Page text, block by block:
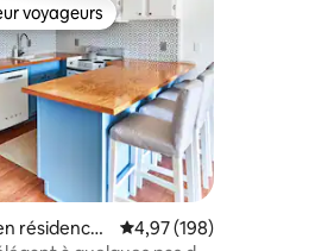
de 111 commentaires : 4,99 sur 5
voyageurs les plus appréciés
voyageurs
résidence ⋅
Évaluation moyenne
4,97 (198)